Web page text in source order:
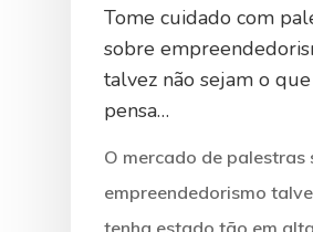
Tome cuidado com
sobre
talvez não sejam o
pensa…
O mercado de palestras
empreendedorismo
tenha estado tão em